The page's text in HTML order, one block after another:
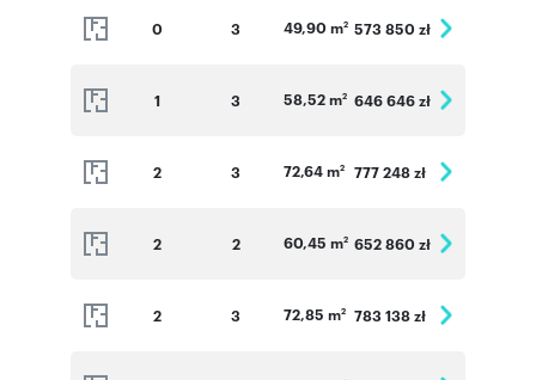
0 3 49,90 m2 573 850 zł
1 3 58,52 m2 646 646 zł
2 3 72,64 m2 777 248 zł
2 2 60,45 m2 652 860 zł
2 3 72,85 m2 783 138 zł